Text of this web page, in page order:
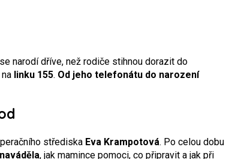
narodí dříve, než rodiče stihnou dorazit do
linku 155. Od jeho telefonátu do narození
střediska Eva Krampotová. Po celou dobu
, jak mamince pomoci, co připravit a jak při